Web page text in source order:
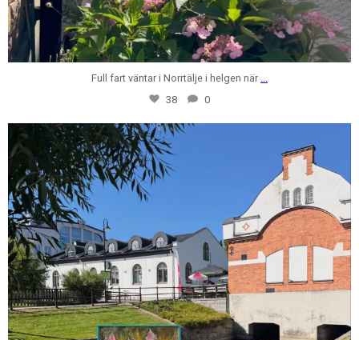
Full fart väntar i Norrtälje i helgen när ...
38
0
centrumfastigheter
Jul 28